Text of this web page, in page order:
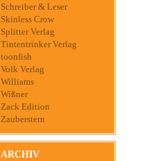
Schreiber & Leser
Skinless Crow
Splitter Verlag
Tintentrinker Verlag
toonfish
Volk Verlag
Williams
Wißner
Zack Edition
Zauberstern
ARCHIV